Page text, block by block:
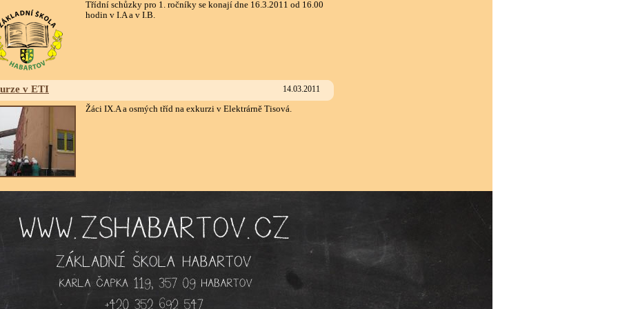
Třídní schůzky pro 1. ročníky se konají dne 16.3.2011 od 16.00
hodin v I.A a v I.B.
v ETI 14.03.2011
Žáci IX.A a osmých tříd na exkurzi v Elektrárně Tisová.